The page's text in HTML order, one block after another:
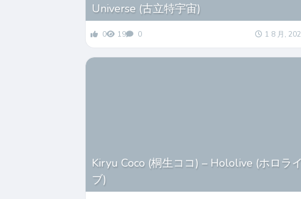
Universe (古立特宇宙)
0 19 0 1 8 月,
Kiryu Coco (桐生ココ) – Hololive (ホロライ
ブ)